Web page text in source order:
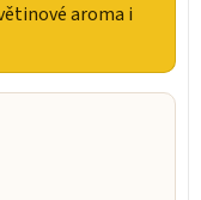
aroma i